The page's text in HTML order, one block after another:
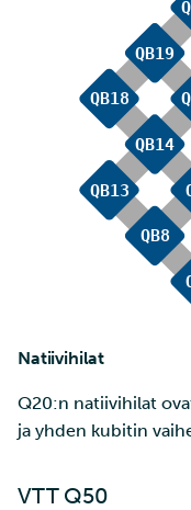
Monivaiheinen
tunnistautuminen
Vahva
Natiivihilat
Q20:n natiivihilat
ja yhden kubitin
VTT Q50